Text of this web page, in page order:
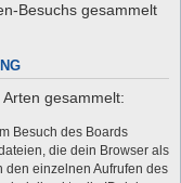
Besuchs gesammelt
gesammelt:
Besuch des Boards
die dein Browser als
einzelnen Aufrufen des